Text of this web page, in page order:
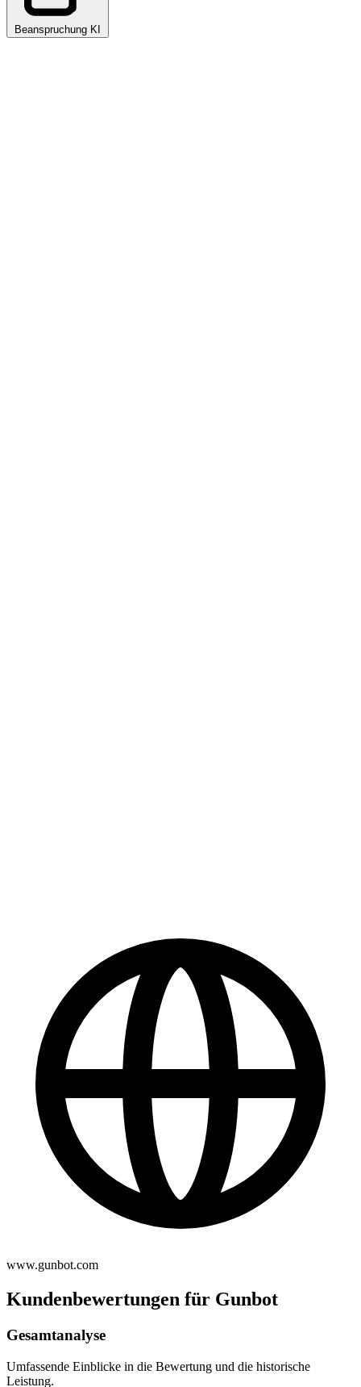
Beanspruchung KI
www.gunbot.com
Kundenbewertungen für Gunbot
Gesamtanalyse
Umfassende Einblicke in die Bewertung und die historische
Leistung.